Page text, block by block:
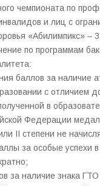
чемпионата по
и лиц с
«Абилимпикс» –
по программам
баллов за наличие
с отличием
в
Федерации
II степени не
за особые успехи в
за наличие знака